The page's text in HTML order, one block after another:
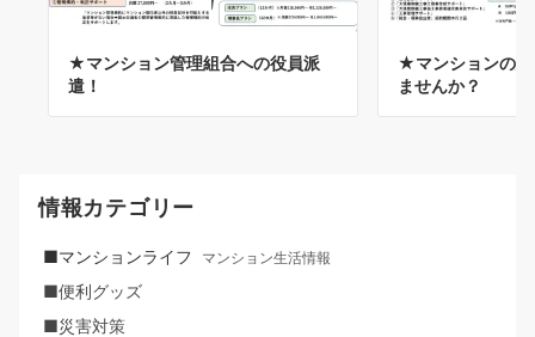
★マンション管理組合への役員派
遣！
★マンションの
ませんか？
情報カテゴリー
■マンションライフ マンション生活情報
■便利グッズ
■災害対策